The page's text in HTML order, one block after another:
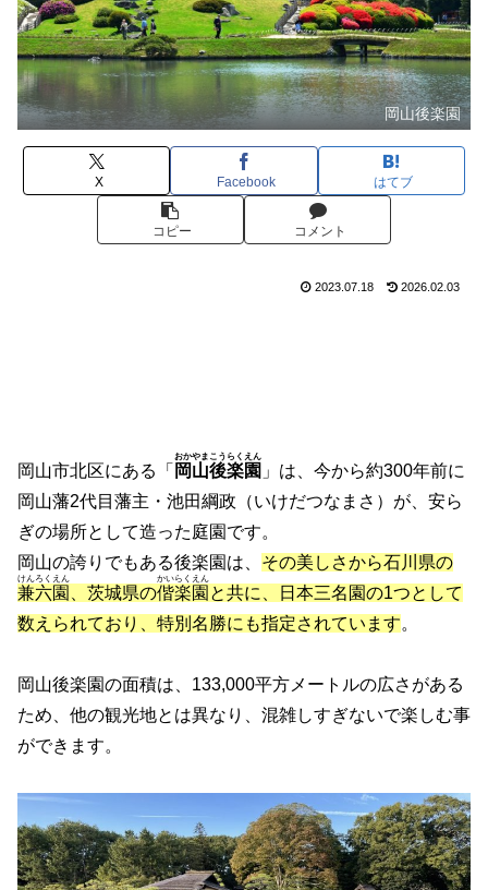
岡山後楽園
X Facebook はてブ
コピー コメント
2023.07.18 2026.02.03
岡山市北区にある「 岡山後楽園
おかやまこうらくえん
」は、今から約300年前に
岡山藩2代目藩主・池田綱政（いけだつなまさ）が、安ら
ぎの場所として造った庭園です。
岡山の誇りでもある後楽園は、 その美しさから石川県の
兼六園
けんろくえん
、茨城県の偕楽園
かいらくえん
と共に、日本三名園の1つとして
数えられており、特別名勝にも指定されています。
岡山後楽園の面積は、133,000平方メートルの広さがある
ため、他の観光地とは異なり、混雑しすぎないで楽しむ事
ができます。